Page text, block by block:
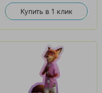
Купить в 1 клик